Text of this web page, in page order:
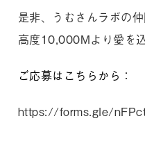
是非、うむさんラボの
高度10,000Mより愛を込
ご応募はこちらから：
https://forms.gle/